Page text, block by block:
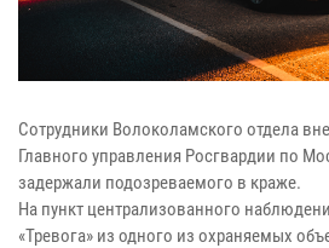
Сотрудники Волоколамского отдела
Главного управления Росгвардии по
задержали подозреваемого в краже.
На пункт централизованного
«Тревога» из одного из охраняемых